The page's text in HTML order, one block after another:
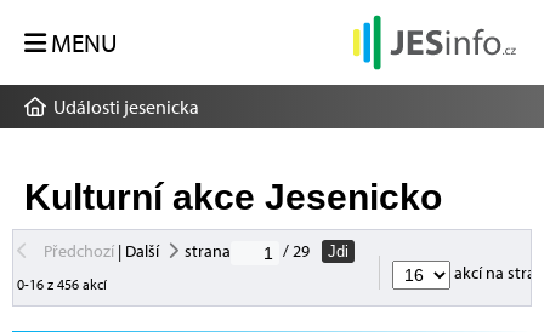
MENU
Události jesenicka
Kulturní akce Jesenicko
Předchozí| Další strana / 29
Jdi
0-16 z 456 akcí
akcí na